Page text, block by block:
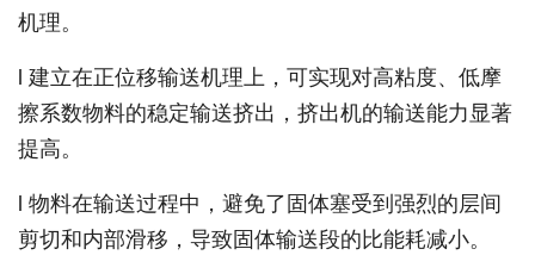
机理。
l 建立在正位移输送机理上，可实现对高粘度、低摩
擦系数物料的稳定输送挤出，挤出机的输送能力显著
提高。
l 物料在输送过程中，避免了固体塞受到强烈的层间
剪切和内部滑移，导致固体输送段的比能耗减小。